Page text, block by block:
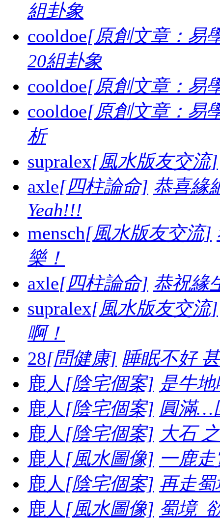
組卦象
cooldoe[原創文章：易
20組卦象
cooldoe[原創文章：易
cooldoe[原創文章：易
析
supralex[風水版友交流]
axle[四柱論命] 恭喜緣
Yeah!!!
mensch[風水版友交流]
樂！
axle[四柱論命] 恭祝緣
supralex[風水版友交流]
啊！
28[問健康] 睡眠不好
鹿人 [陰宅個案] 是牛
鹿人 [陰宅個案] 圓滿…
鹿人 [陰宅個案] 大石
鹿人 [風水圖像] 一鹿
鹿人 [陰宅個案] 再走
鹿人 [風水圖像] 蜀境_